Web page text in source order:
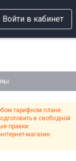
Войти в кабинет
тарифном плане.
в свободной
правки.
магазин.